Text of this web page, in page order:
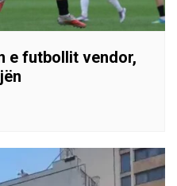
e futbollit vendor,